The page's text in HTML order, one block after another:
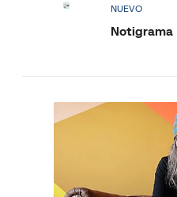
NUEVO
Notigrama